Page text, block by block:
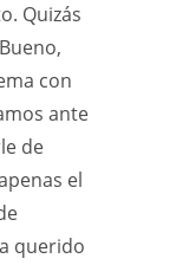
Quizás
con
ante
de
el
querido